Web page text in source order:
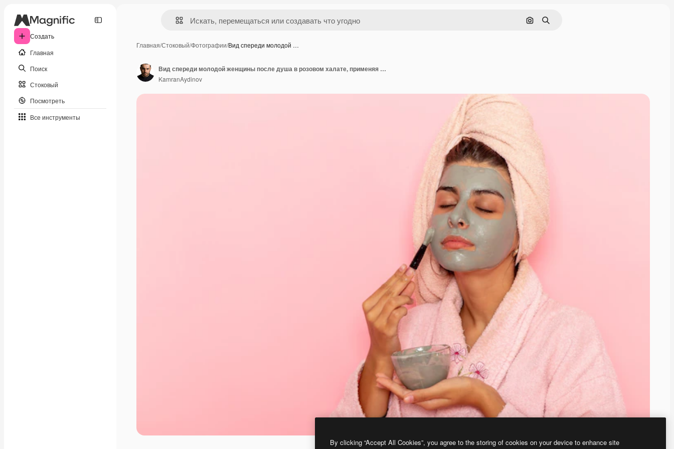
Создать
Главная
Поиск
Стоковый
Посмотреть
Все инструменты
Поиск по изображению
Поиск
Главная/Стоковый/Фотографии/Вид спереди молодой …
Вид спереди молодой женщины после душа в розовом халате, применяя маску на розовой поверхности
KamranAydinov
By clicking “Accept All Cookies”, you agree to the storing of cookies on your device to enhance site